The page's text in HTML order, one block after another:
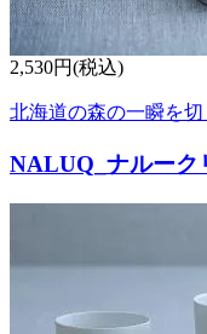
2,530円(税込)
北海道の森の一瞬を
NALUQ_ナルーク